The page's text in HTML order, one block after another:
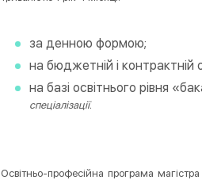
за денною формою;
на бюджетній і контрактній
на базі освітнього рівня
спеціалізації.
Освітньо-професійна програма